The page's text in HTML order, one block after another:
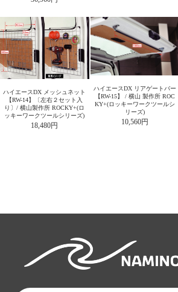
ハイエースDX メッシュネット
【RW-14】〔左右２セット入
り〕/ 横山製作所 ROCKY+(ロ
ッキーワークツールシリーズ)
18,480円
ハイエースDX リアゲートバー
【RW-15】 / 横山 製作所 ROC
KY+(ロッキーワークツールシ
リーズ)
10,560円